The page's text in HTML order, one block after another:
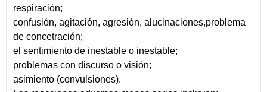
respiración;
confusión, agitación, agresión, alucinaciones,problema
de concetración;
el sentimiento de inestable o inestable;
problemas con discurso o visión;
asimiento (convulsiones).